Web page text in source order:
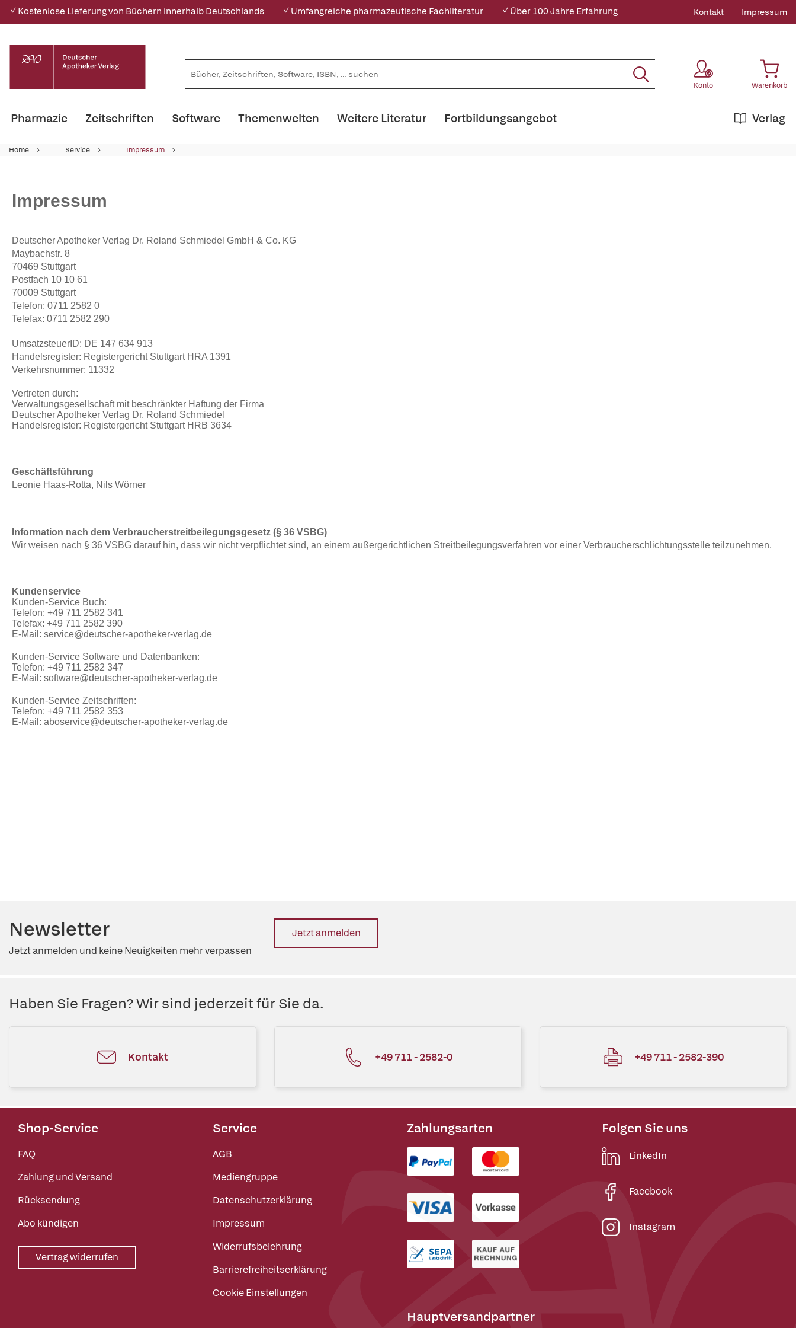
✓ Kostenlose Lieferung von Büchern innerhalb Deutschlands ✓ Umfangreiche pharmazeutische Fachliteratur ✓ Über 100 Jahre Erfahrung Kontakt Impressum
Konto Warenkorb
Pharmazie Zeitschriften Software Themenwelten Weitere Literatur Verlag
Fortbildungsangebot
Home Service Impressum
Impressum
Deutscher Apotheker Verlag Dr. Roland Schmiedel GmbH & Co. KG
Maybachstr. 8
70469 Stuttgart
Postfach 10 10 61
70009 Stuttgart
Telefon: 0711 2582 0
Telefax: 0711 2582 290
UmsatzsteuerID: DE 147 634 913
Handelsregister: Registergericht Stuttgart HRA 1391
Verkehrsnummer: 11332
Vertreten durch:
Verwaltungsgesellschaft mit beschränkter Haftung der Firma
Deutscher Apotheker Verlag Dr. Roland Schmiedel
Handelsregister: Registergericht Stuttgart HRB 3634
Geschäftsführung
Leonie Haas-Rotta, Nils Wörner
Information nach dem Verbraucherstreitbeilegungsgesetz (§ 36 VSBG)
Wir weisen nach § 36 VSBG darauf hin, dass wir nicht verpflichtet sind, an einem außergerichtlichen Streitbeilegungsverfahren vor einer Verbraucherschlichtungsstelle teilzunehmen.
Kundenservice
Kunden-Service Buch:
Telefon: +49 711 2582 341
Telefax: +49 711 2582 390
E-Mail: service@deutscher-apotheker-verlag.de
Kunden-Service Software und Datenbanken:
Telefon: +49 711 2582 347
E-Mail: software@deutscher-apotheker-verlag.de
Kunden-Service Zeitschriften:
Telefon: +49 711 2582 353
E-Mail: aboservice@deutscher-apotheker-verlag.de
Newsletter
Jetzt anmelden und keine Neuigkeiten mehr verpassen
Jetzt anmelden
Haben Sie Fragen? Wir sind jederzeit für Sie da.
Kontakt +49 711 - 2582-0 +49 711 - 2582-390
Shop-Service
FAQ
Zahlung und Versand
Rücksendung
Abo kündigen
Vertrag widerrufen
Service
AGB
Mediengruppe
Datenschutzerklärung
Impressum
Widerrufsbelehrung
Barrierefreiheitserklärung
Cookie Einstellungen
Zahlungsarten
Hauptversandpartner
Folgen Sie uns
LinkedIn
Facebook
Instagram